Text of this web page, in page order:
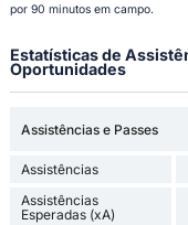
por 90 minutos em campo.
Estatísticas de
Oportunidades
Assistências e Passes
Assistências
Assistências
Esperadas (xA)